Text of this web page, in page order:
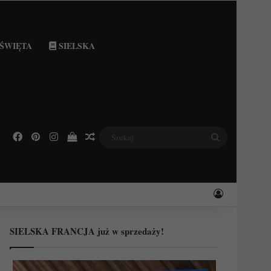
SIELSKA
Facebook
PinterestInstagramPodejrzyj swój koszyk
Losowy wpis
Zaloguj
SIELSKA FRANCJA już w sprzedaży!